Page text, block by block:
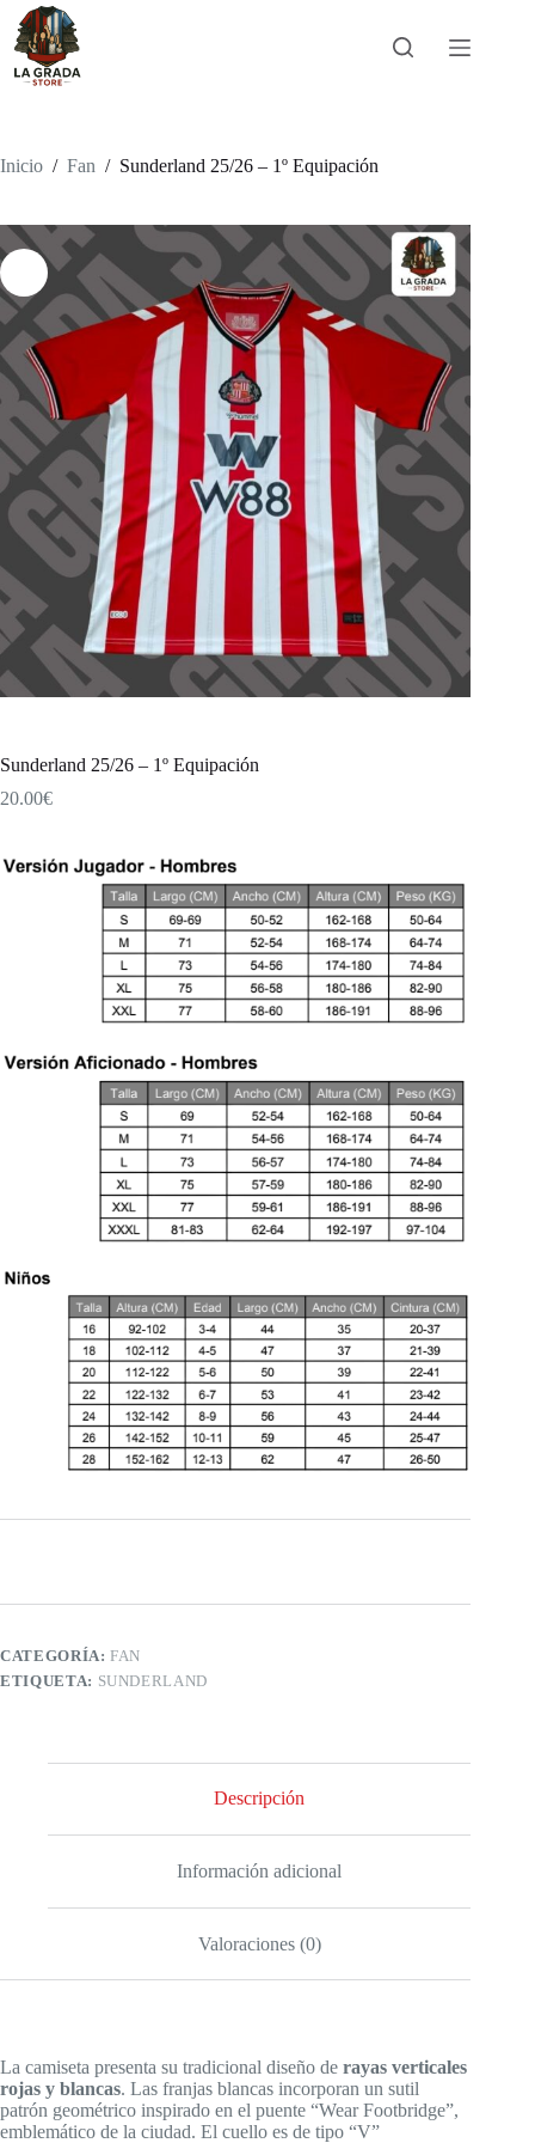
Saltar
contenido
Inicio / Fan / Sunderland 25/26 – 1º Equipación
Sunderland 25/26 – 1º Equipación
20.00€
CATEGORÍA:FAN
ETIQUETA: SUNDERLAND
Descripción
Información adicional
Valoraciones (0)
La camiseta presenta su tradicional diseño de rayas verticales
rojas y blancas. Las franjas blancas incorporan un sutil
patrón geométrico inspirado en el puente “Wear Footbridge”,
emblemático de la ciudad. El cuello es de tipo “V”